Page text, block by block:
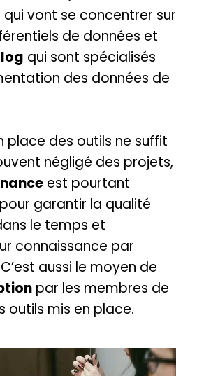
vont se concentrer sur
de données et
qui sont spécialisés
des données de
place des outils ne suffit
négligé des projets,
est pourtant
garantir la qualité
le temps et
connaissance par
aussi le moyen de
par les membres de
outils mis en place.